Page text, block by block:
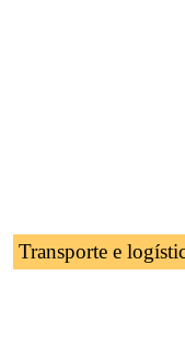
Negócios na
Transporte e
Certificado
Curso: